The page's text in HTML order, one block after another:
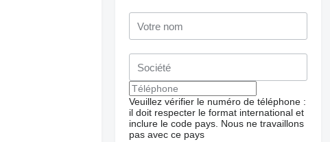
Veuillez vérifier le numéro de téléphone :
il doit respecter le format international et
inclure le code pays. Nous ne travaillons
pas avec ce pays